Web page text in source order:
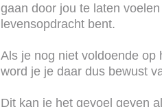
gaan door jou te laten
levensopdracht bent.
Als je nog niet voldoende op
word je je daar dus bewust
Dit kan je het gevoel geven